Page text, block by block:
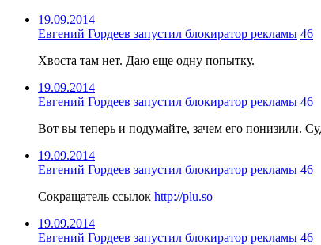
19.09.2014
Евгений Гордеев запустил блокиратор рекламы 46
Хвоста там нет. Даю еще одну попытку.
19.09.2014
Евгений Гордеев запустил блокиратор рекламы 46
Вот вы теперь и подумайте, зачем его понизили.
19.09.2014
Евгений Гордеев запустил блокиратор рекламы 46
Сокращатель ссылок http://plu.so
19.09.2014
Евгений Гордеев запустил блокиратор рекламы 46